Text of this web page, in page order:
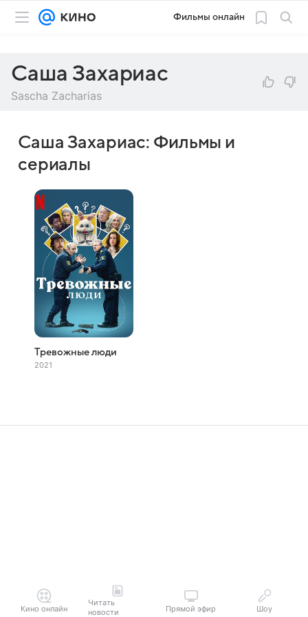
Фильмы онлайн
Саша Захариас
Sascha Zacharias
Саша Захариас: Фильмы и
сериалы
Тревожные люди
2021
Кино онлайн
Читать
новости
Прямой эфир Шоу